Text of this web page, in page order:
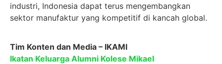
industri, Indonesia dapat terus mengembangkan
sektor manufaktur yang kompetitif di kancah global.
Tim Konten dan Media – IKAMI
Ikatan Keluarga Alumni Kolese Mikael